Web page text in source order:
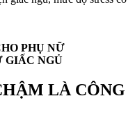
PHỤ NỮ
GIẤC NGỦ
LÀ CÔNG